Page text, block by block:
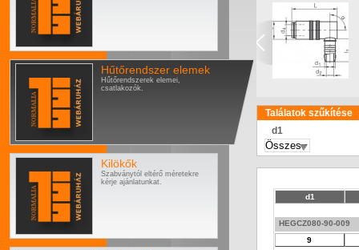
Hűtőrendszer elemek
Hűtőrendszerek elemei,
csatlakozók.
Kilökők
Szabványtól eltérő méretekre
kérje ajánlatunkat.
Találatok szűkítése
d1
d1
HEGCZ080-90-009
9